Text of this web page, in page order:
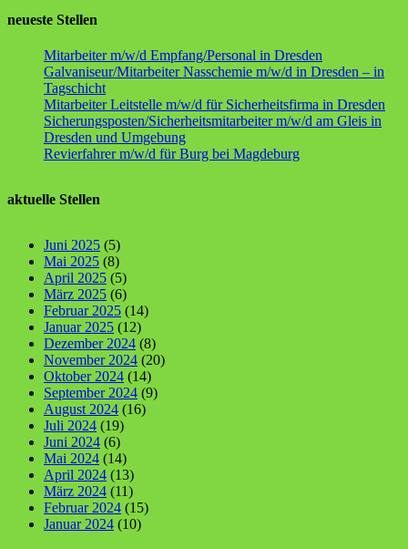
neueste Stellen
Mitarbeiter m/w/d Empfang/Personal in Dresden
Galvaniseur/Mitarbeiter Nasschemie m/w/d in Dresden – in
Tagschicht
Mitarbeiter Leitstelle m/w/d für Sicherheitsfirma in Dresden
Sicherungsposten/Sicherheitsmitarbeiter m/w/d am Gleis in
Dresden und Umgebung
Revierfahrer m/w/d für Burg bei Magdeburg
aktuelle Stellen
Juni 2025 (5)
Mai 2025 (8)
April 2025 (5)
März 2025 (6)
Februar 2025 (14)
Januar 2025 (12)
Dezember 2024 (8)
November 2024 (20)
Oktober 2024 (14)
September 2024 (9)
August 2024 (16)
Juli 2024 (19)
Juni 2024 (6)
Mai 2024 (14)
April 2024 (13)
März 2024 (11)
Februar 2024 (15)
Januar 2024 (10)